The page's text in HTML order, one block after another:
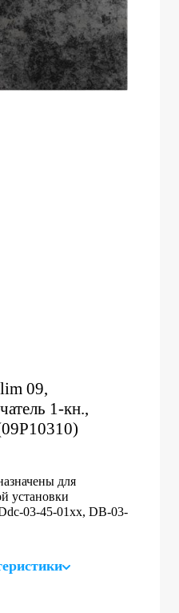
09,
1-кн.,
для
установки
03-45-01хх, DB-03-